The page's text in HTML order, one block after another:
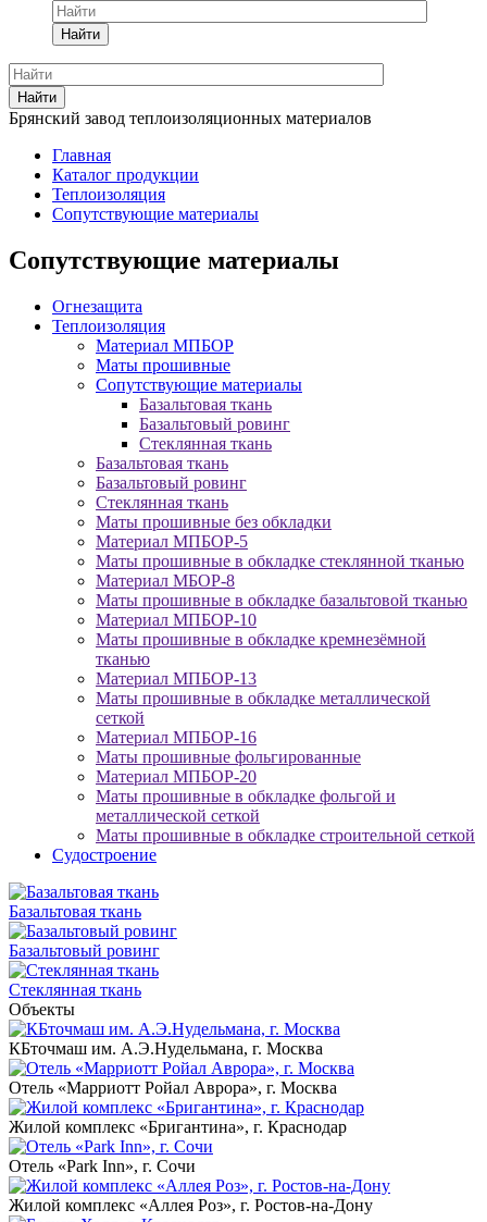
Найти
Найти
Брянский завод теплоизоляционных материалов
Главная
Каталог продукции
Теплоизоляция
Сопутствующие материалы
Сопутствующие материалы
Огнезащита
Теплоизоляция
Материал МПБОР
Маты прошивные
Сопутствующие материалы
Базальтовая ткань
Базальтовый ровинг
Стеклянная ткань
Базальтовая ткань
Базальтовый ровинг
Стеклянная ткань
Маты прошивные без обкладки
Материал МПБОР-5
Маты прошивные в обкладке стеклянной тканью
Материал МБОР-8
Маты прошивные в обкладке базальтовой тканью
Материал МПБОР-10
Маты прошивные в обкладке кремнезёмной
тканью
Материал МПБОР-13
Маты прошивные в обкладке металлической
сеткой
Материал МПБОР-16
Маты прошивные фольгированные
Материал МПБОР-20
Маты прошивные в обкладке фольгой и
металлической сеткой
Маты прошивные в обкладке строительной сеткой
Судостроение
Базальтовая ткань
Базальтовый ровинг
Стеклянная ткань
Объекты
КБточмаш им. А.Э.Нудельмана, г. Москва
Отель «Марриотт Ройал Аврора», г. Москва
Жилой комплекс «Бригантина», г. Краснодар
Отель «Park Inn», г. Сочи
Жилой комплекс «Аллея Роз», г. Ростов-на-Дону